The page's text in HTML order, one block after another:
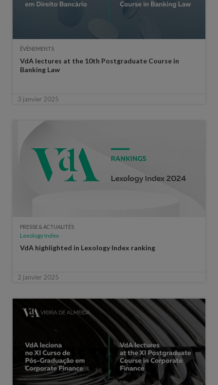
ÉVÈNEMENTS
VdA lectures at the 10th Postgraduate Course in
Banking Law
3 janvier 2025
PRESSE & ACTUALITÉS
Lexology Index
VdA highlighted in Lexology Index ranking
2 janvier 2025